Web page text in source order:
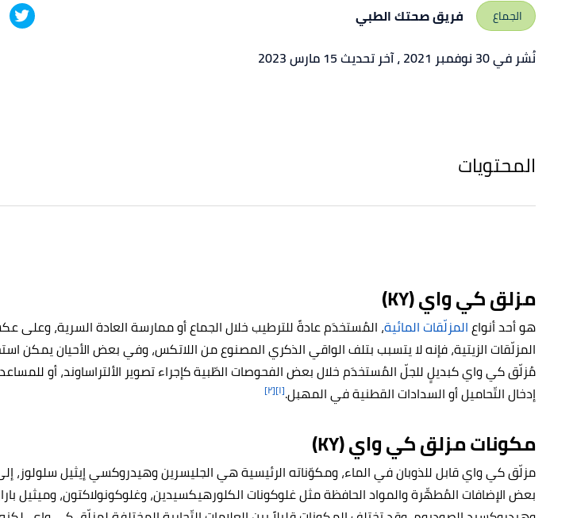
الجماع
فريق صحتك الطبي
نُشر في 30 نوفمبر 2021
، آخر تحديث 15 مارس 2023
المحتويات
مزلق كي واي (KY)
هو أحد أنواعالمزلّقات المائية، المُستخدَم عادةً للترطيب خلال الجماع أو ممارسة العادة السرية، وعلى
المزلّقات الزيتية، فإنه لا يتسبب بتلف الواقي الذكري المصنوع من اللاتكس، وفي بعض الأحيان يمكن
مُزلّق كي واي كبديلٍ للجلّ المُستخدَم خلال بعض الفحوصات الطّبية كإجراء تصوير الألتراساوند، أو
إدخال التّحاميل أو السدادات القطنية في المهبل.[١] [٢]
مكونات مزلق كي واي(KY)
مزلّق كي واي قابل للذوبان في الماء، ومكوّناته الرئيسية هي الجليسرين وهيدروكسي إيثيل سلولوز،
بعض الإضافات المُطهِّرة والمواد الحافظة مثل غلوكونات الكلورهيكسيدين، وغلوكونولاكتون، وميثيل